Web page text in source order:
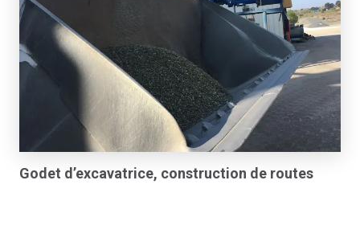
Godet d’excavatrice, construction de routes